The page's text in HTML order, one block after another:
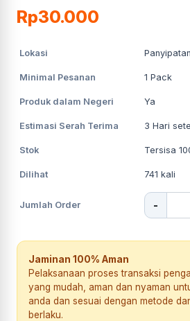
Rp30.000
Lokasi Panyipatan
Minimal Pesanan 1 Pack
Produk dalam Negeri Ya
Estimasi Serah Terima 3 Hari
Stok Tersisa
Dilihat 741 kali
Jumlah Order -
Jaminan 100% Aman
Pelaksanaan proses transaksi
yang mudah, aman dan nyaman
anda dan sesuai dengan metode
berlaku.